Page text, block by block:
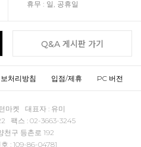
휴무 : 일, 공휴일
Q&A 게시판 가기
처리방침 입점/제휴 PC 버전
마켓 대표자 : 유미
팩스 : 02-3663-3245
천구 등촌로 192
: 109-86-04781